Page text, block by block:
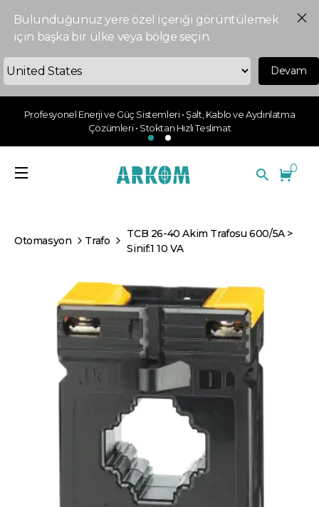
Bulunduğunuz yere özel içeriği görüntülemek
için başka bir ülke veya bölge seçin.
Devam
Profesyonel Enerji ve Güç Sistemleri • Şalt, Kablo ve Aydınlatma
Çözümleri • Stoktan Hızlı Teslimat
0
Otomasyon Trafo
TCB 26-40 Akim Trafosu 600/5A >
Sinif:1 10 VA